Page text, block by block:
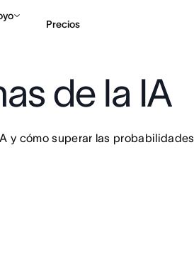
Precios
de la IA
y cómo superar las probabilidades